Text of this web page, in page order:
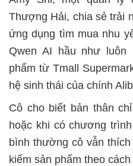
Thượng Hải, chia sẻ trải
ứng dụng tìm mua nhu
Qwen AI hầu như
phẩm từ Tmall
hệ sinh thái của chính
Cô cho biết bản thân
hoặc khi có chương
bình thường cô vẫn
kiếm sản phẩm theo